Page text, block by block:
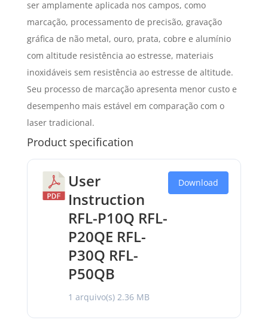
ser amplamente aplicada nos campos, como
marcação, processamento de precisão, gravação
gráfica de não metal, ouro, prata, cobre e alumínio
com altitude resistência ao estresse, materiais
inoxidáveis sem resistência ao estresse de altitude.
Seu processo de marcação apresenta menor custo e
desempenho mais estável em comparação com o
laser tradicional.
Product specification
User
Instruction
RFL-P10Q RFL-
P20QE RFL-
P30Q RFL-
P50QB
1 arquivo(s) 2.36 MB
Download